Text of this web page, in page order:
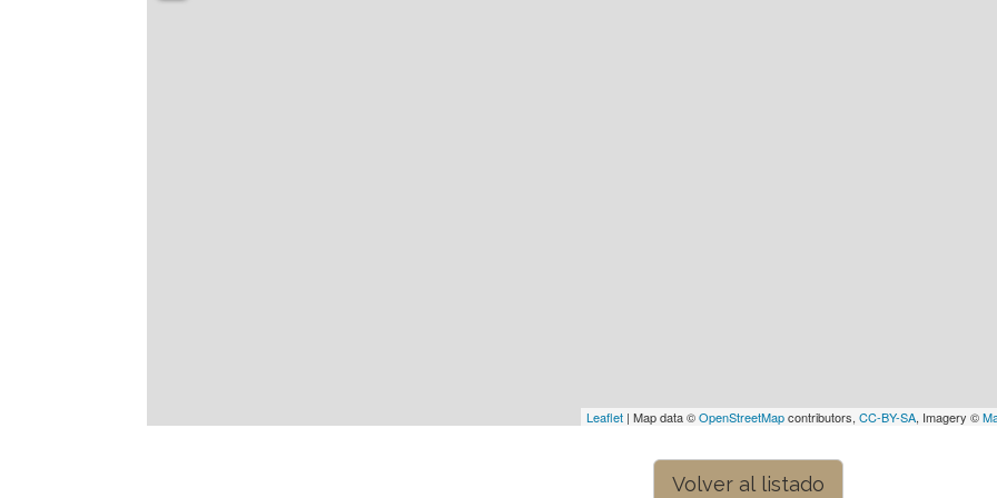
Leaflet | Map data ©OpenStreetMapcontributors, CC-BY-SA, Imagery ©
Volver al listado